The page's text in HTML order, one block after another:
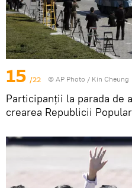
15 /22 © AP Photo / Kin Cheung
Participanții la parada de
crearea Republicii